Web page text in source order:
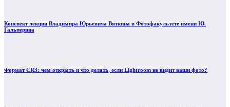
Конспект лекции Владимира Юрьевича Вяткина в Фотофакультете имени Ю.
Гальперина
Формат CR3: чем открыть и что делать, если Lightroom не видит ваши фото?